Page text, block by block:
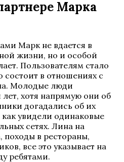
Марка
Марк не вдается в
жизни, но и особой
Пользователям стало
состоит в отношениях с
Молодые люди
хотя напрямую они об
догадались об их
увидели одинаковые
сетях. Лина на
походы в рестораны,
все это указывает на
ребятами.